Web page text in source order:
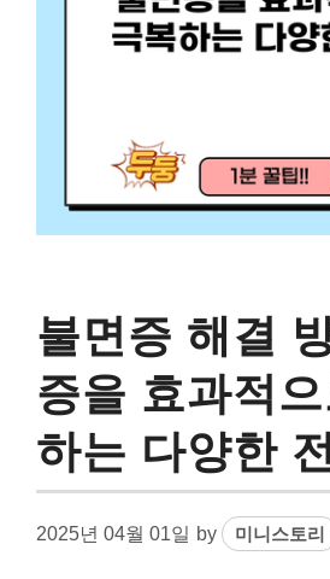
불면증 해결
증을 효과적
하는 다양한
2025년 04월 01일 by 미니스토리